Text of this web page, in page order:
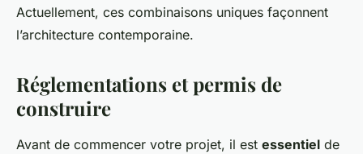
Actuellement, ces combinaisons uniques façonnent
l’architecture contemporaine.
Réglementations et permis de
construire
Avant de commencer votre projet, il est essentiel de